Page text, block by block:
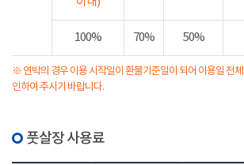
100% 70% 50%
※ 연박의 경우 이용 시작일이 환불기준일이 되어 이용일 전
인하여 주시기 바랍니다.
풋살장 사용료